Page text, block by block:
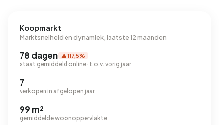
Koopmarkt
Marktsnelheid en dynamiek, laatste 12 maanden
78 dagen ▲ 117,5%
staat gemiddeld online · t.o.v. vorig jaar
7
verkopen in afgelopen jaar
99 m²
gemiddelde woonoppervlakte